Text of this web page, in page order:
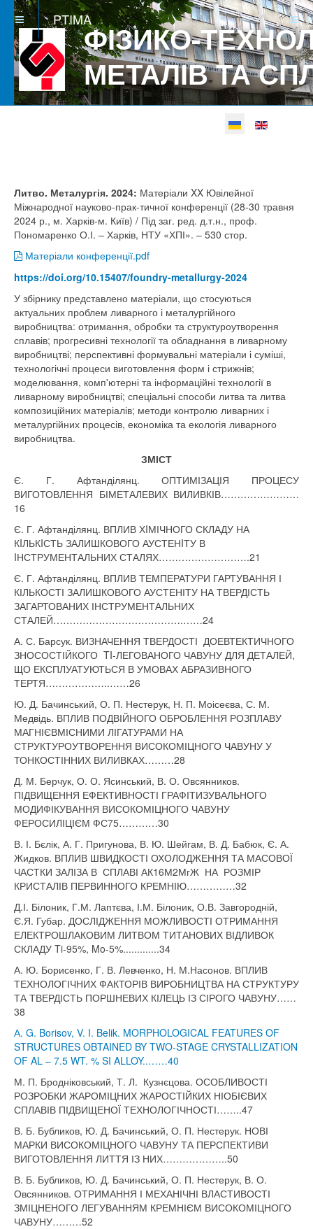
ФІЗИКО-
МЕТАЛІВ ТА
PTIMA
Виберіть свою мову
Литво. Металургія. 2024: Матеріали XX Ювілейної
Міжнародної науково-прак-тичної конференції (28-30 травня
2024 р., м. Харків-м. Київ) / Під заг. ред. д.т.н., проф.
Пономаренко О.І. – Харків, НТУ «ХПІ». – 530 стор.
Матеріали конференції.pdf
https://doi.org/10.15407/foundry-metallurgy-2024
У збірнику представлено матеріали, що стосуються
актуальних проблем ливарного і металургійного
виробництва: отримання, обробки та структуроутворення
сплавів; прогресивні технології та обладнання в ливарному
виробництві; перспективні формувальні матеріали і суміші,
технологічні процеси виготовлення форм і стрижнів;
моделювання, комп'ютерні та інформаційні технології в
ливарному виробництві; спеціальні способи литва та литва
композиційних матеріалів; методи контролю ливарних і
металургійних процесів, економіка та екологія ливарного
виробництва.
ЗМІСТ
Є. Г. Афтанділянц. ОПТИМІЗАЦІЯ ПРОЦЕСУ
ВИГОТОВЛЕННЯ БІМЕТАЛЕВИХ ВИЛИВКІВ……………………
16
Є. Г. Афтанділянц. ВПЛИВ ХIМІЧНОГО СКЛАДУ НА
КIЛЬКIСТЬ ЗАЛИШКОВОГО АУСТЕНIТУ В
IНСТРУМЕНТАЛЬНИХ СТАЛЯХ……………………….21
Є. Г. Афтанділянц. ВПЛИВ ТЕМПЕРАТУРИ ГАРТУВАННЯ І
КІЛЬКОСТІ ЗАЛИШКОВОГО АУСТЕНІТУ НА ТВЕРДІСТЬ
ЗАГАРТОВАНИХ ІНСТРУМЕНТАЛЬНИХ
СТАЛЕЙ………………………………….……24
А. С. Барсук. ВИЗНАЧЕННЯ ТВЕРДОСТІ ДОЕВТЕКТИЧНОГО
ЗНОСОСТІЙКОГО TI-ЛЕГОВАНОГО ЧАВУНУ ДЛЯ ДЕТАЛЕЙ,
ЩО ЕКСПЛУАТУЮТЬСЯ В УМОВАХ АБРАЗИВНОГО
ТЕРТЯ………………..……26
Ю. Д. Бачинський, О. П. Нестерук, Н. П. Моісеєва, С. М.
Медвідь. ВПЛИВ ПОДВІЙНОГО ОБРОБЛЕННЯ РОЗПЛАВУ
МАГНІЄВМІСНИМИ ЛІГАТУРАМИ НА
СТРУКТУРОУТВОРЕННЯ ВИСОКОМІЦНОГО ЧАВУНУ У
ТОНКОСТІННИХ ВИЛИВКАХ………28
Д. М. Берчук, О. О. Ясинський, В. О. Овсянников.
ПІДВИЩЕННЯ ЕФЕКТИВНОСТІ ГРАФІТИЗУВАЛЬНОГО
МОДИФІКУВАННЯ ВИСОКОМІЦНОГО ЧАВУНУ
ФЕРОСИЛІЦІЄМ ФС75…………30
В. І. Бєлік, А. Г. Пригунова, В. Ю. Шейгам, В. Д. Бабюк, Є. А.
Жидков. ВПЛИВ ШВИДКОСТІ ОХОЛОДЖЕННЯ ТА МАСОВОЇ
ЧАСТКИ ЗАЛІЗА В СПЛАВІ АК16М2МгЖ НА РОЗМІР
КРИСТАЛІВ ПЕРВИННОГО КРЕМНІЮ……………32
Д.І. Білоник, Г.М. Лаптєва, І.М. Білоник, О.В. Завгородній,
Є.Я. Губар. ДОСЛІДЖЕННЯ МОЖЛИВОСТІ ОТРИМАННЯ
ЕЛЕКТРОШЛАКОВИМ ЛИТВОМ ТИТАНОВИХ ВІДЛИВОК
СКЛАДУ Ti-95%, Mo-5%.............34
А. Ю. Борисенко, Г. В. Левченко, Н. М.Насонов. ВПЛИВ
ТЕХНОЛОГІЧНИХ ФАКТОРІВ ВИРОБНИЦТВА НА СТРУКТУРУ
ТА ТВЕРДІСТЬ ПОРШНЕВИХ КІЛЕЦЬ ІЗ СІРОГО ЧАВУНУ……
38
А. G. Borisov, V. I. Belik. MORPHOLOGICAL FEATURES OF
STRUCTURES OBTAINED BY TWO-STAGE CRYSTALLIZATION
OF AL – 7.5 WT. % SI ALLOY..……40
М. П. Бродніковський, Т. Л. Кузнєцова. ОСОБЛИВОСТІ
РОЗРОБКИ ЖАРОМІЦНИХ ЖАРОСТІЙКИХ НІОБІЄВИХ
СПЛАВІВ ПІДВИЩЕНОЇ ТЕХНОЛОГІЧНОСТІ……..47
В. Б. Бубликов, Ю. Д. Бачинський, О. П. Нестерук. НОВІ
МАРКИ ВИСОКОМІЦНОГО ЧАВУНУ ТА ПЕРСПЕКТИВИ
ВИГОТОВЛЕННЯ ЛИТТЯ ІЗ НИХ………………..50
В. Б. Бубликов, Ю. Д. Бачинський, О. П. Нестерук, В. О.
Овсянников. ОТРИМАННЯ І МЕХАНІЧНІ ВЛАСТИВОСТІ
ЗМІЦНЕНОГО ЛЕГУВАННЯМ КРЕМНІЄМ ВИСОКОМІЦНОГО
ЧАВУНУ………52